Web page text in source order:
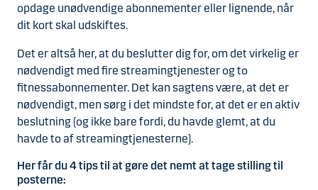
opdage unødvendige abonnementer eller lignende, når
dit kort skal udskiftes.
Det er altså her, at du beslutter dig for, om det virkelig er
nødvendigt med fire streamingtjenester og to
fitnessabonnementer. Det kan sagtens være, at det er
nødvendigt, men sørg i det mindste for, at det er en aktiv
beslutning (og ikke bare fordi, du havde glemt, at du
havde to af streamingtjenesterne).
Her får du 4 tips til at gøre det nemt at tage stilling til
posterne: